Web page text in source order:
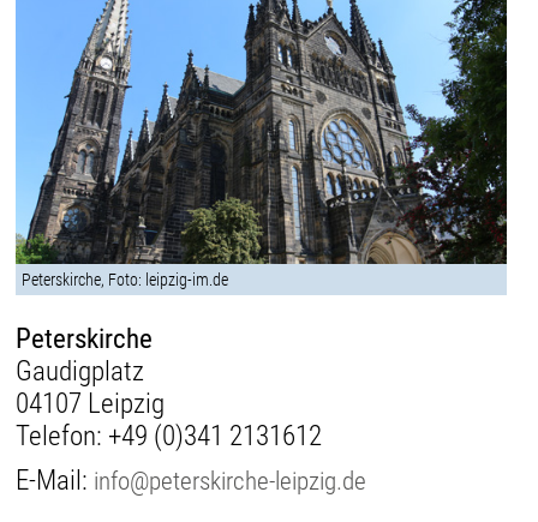
Peterskirche, Foto: leipzig-im.de
Peterskirche
Gaudigplatz
04107 Leipzig
Telefon: +49 (0)341 2131612
E-Mail: info@peterskirche-leipzig.de